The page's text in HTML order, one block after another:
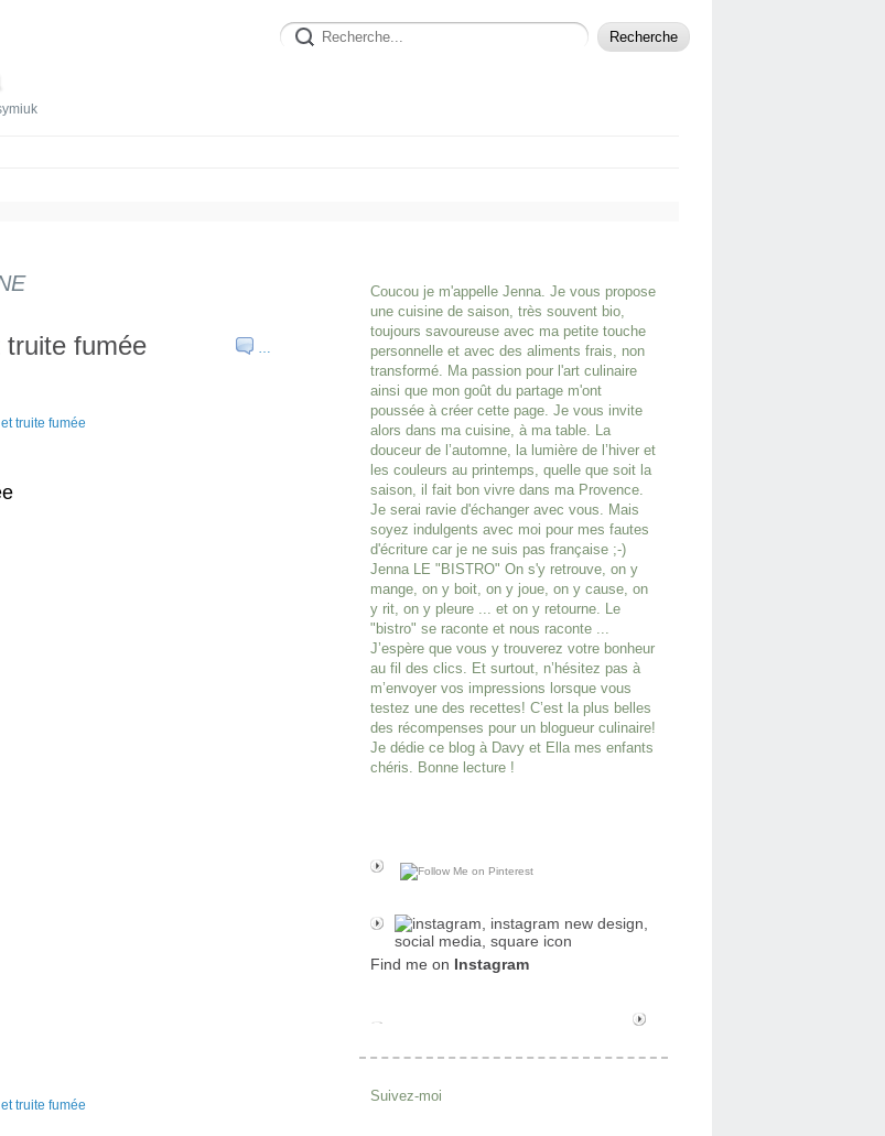
…
fumée
Coucou je m'appelle Jenna. Je vous propose
une cuisine de saison, très souvent bio,
toujours savoureuse avec ma petite touche
personnelle et avec des aliments frais, non
transformé. Ma passion pour l'art culinaire
ainsi que mon goût du partage m'ont
poussée à créer cette page. Je vous invite
alors dans ma cuisine, à ma table. La
douceur de l’automne, la lumière de l’hiver et
les couleurs au printemps, quelle que soit la
saison, il fait bon vivre dans ma Provence.
Je serai ravie d'échanger avec vous. Mais
soyez indulgents avec moi pour mes fautes
d'écriture car je ne suis pas française ;-)
Jenna LE "BISTRO" On s'y retrouve, on y
mange, on y boit, on y joue, on y cause, on
y rit, on y pleure ... et on y retourne. Le
"bistro" se raconte et nous raconte ...
J’espère que vous y trouverez votre bonheur
au fil des clics. Et surtout, n’hésitez pas à
m’envoyer vos impressions lorsque vous
testez une des recettes! C’est la plus belles
des récompenses pour un blogueur culinaire!
Je dédie ce blog à Davy et Ella mes enfants
chéris. Bonne lecture !
Find me on Instagram
Suivez-moi